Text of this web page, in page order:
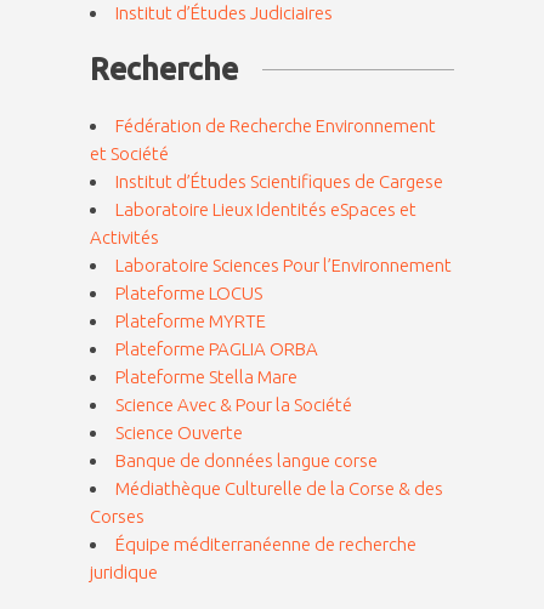
Institut d’Études Judiciaires
Recherche
Fédération de Recherche Environnement
et Société
Institut d’Études Scientifiques de Cargese
Laboratoire Lieux Identités eSpaces et
Activités
Laboratoire Sciences Pour l’Environnement
Plateforme LOCUS
Plateforme MYRTE
Plateforme PAGLIA ORBA
Plateforme Stella Mare
Science Avec & Pour la Société
Science Ouverte
Banque de données langue corse
Médiathèque Culturelle de la Corse & des
Corses
Équipe méditerranéenne de recherche
juridique